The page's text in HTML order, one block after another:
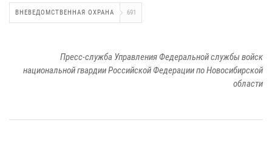
ВНЕВЕДОМСТВЕННАЯ ОХРАНА 691
Пресс-служба Управления Федеральной службы войск
национальной гвардии Российской Федерации по Новосибирской
области